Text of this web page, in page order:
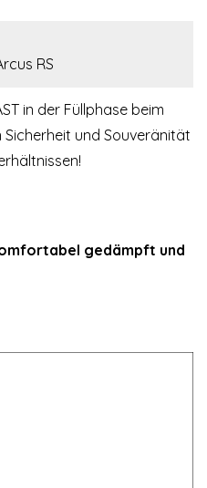
RS
in der Füllphase beim
Sicherheit und Souveränität
gedämpft und